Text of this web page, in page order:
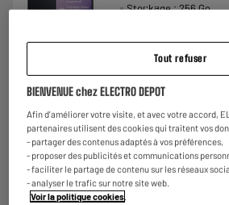
Stockage : 256 Go
158€
Payer enplusieurs fois
Tout refuser
BIENVENUE chez ELECTRO DEPOT
Afin d'améliorer votre visite, et avec votre accord,
partenaires utilisent des cookies qui traitent vos
- partager des contenus adaptés à vos préférences,
- proposer des publicités et communications
- faciliter le partage de contenu sur les réseaux
- analyser le trafic sur notre site web.
Voir la politique cookies